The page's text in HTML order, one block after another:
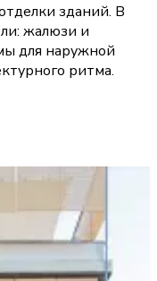
зданий. В
жалюзи и
для наружной
ритма.